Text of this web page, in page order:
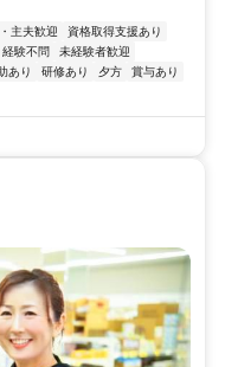
主夫歓迎
資格取得支援あり
経験不問
未経験者歓迎
あり 研修あり 夕方
賞与あり